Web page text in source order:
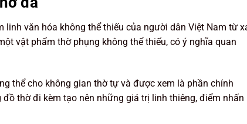
văn hóa không thể thiếu của người dân Việt Nam từ
vật phẩm thờ phụng không thể thiếu, có ý nghĩa quan
thể cho không gian thờ tự và được xem là phần chính
thờ đi kèm tạo nên những giá trị linh thiêng, điểm nhấn